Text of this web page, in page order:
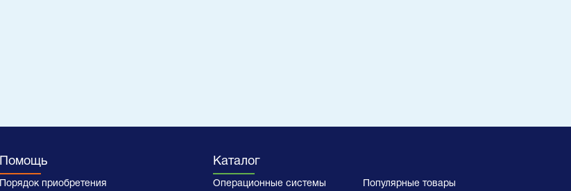
Помощь
Порядок приобретения
Каталог
Операционные системы Популярные товары